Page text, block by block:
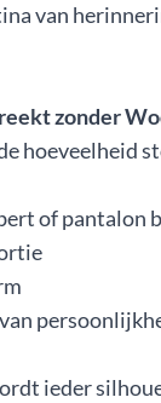
van
zonder
hoeveelheid
of pantalon
ieder